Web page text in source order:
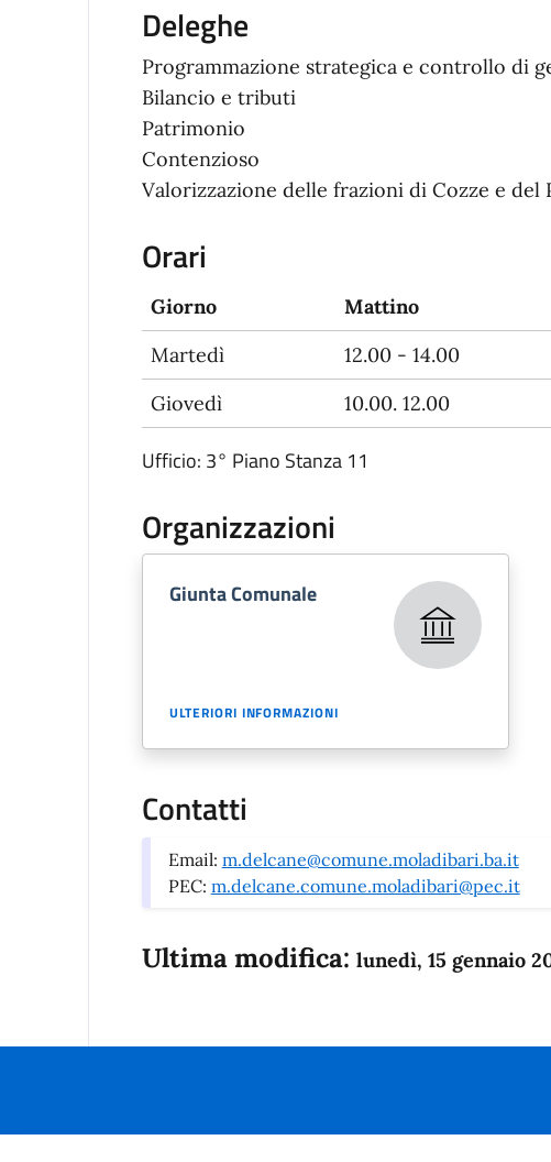
Deleghe
Programmazione strategica e controllo di
Bilancio e tributi
Patrimonio
Contenzioso
Valorizzazione delle frazioni di Cozze e del
Orari
Giorno
Mattino
Martedì
12.00 - 14.00
Giovedì
10.00. 12.00
Ufficio: 3° Piano Stanza 11
Organizzazioni
Giunta Comunale
ULTERIORI INFORMAZIONI
Contatti
Email: m.delcane@comune.moladibari.ba.it
PEC: m.delcane.comune.moladibari@pec.it
Ultima modifica: lunedì, 15 gennaio